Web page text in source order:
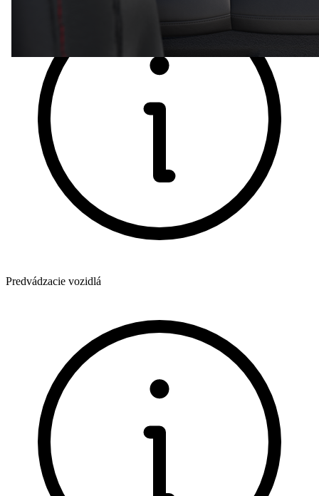
Predvádzacie vozidlá